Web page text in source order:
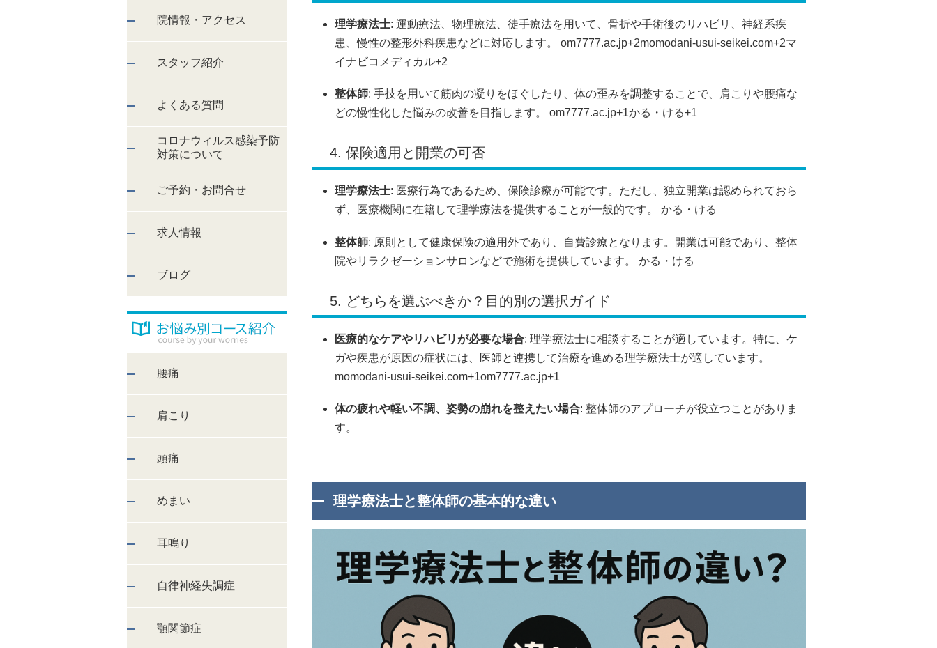
院情報・アクセス
スタッフ紹介
よくある質問
コロナウィルス感染予防
対策について
ご予約・お問合せ
求人情報
ブログ
腰痛
肩こり
頭痛
めまい
耳鳴り
自律神経失調症
顎関節症
理学療法士: 運動療法、物理療法、徒手療法を用いて、骨折や手術後のリハビリ、神経系疾
患、慢性の整形外科疾患などに対応します。
om7777.ac.jp+2momodani-usui-seikei.com+2マ
イナビコメディカル+2
整体師: 手技を用いて筋肉の凝りをほぐしたり、体の歪みを調整することで、肩こりや腰痛な
どの慢性化した悩みの改善を目指します。
om7777.ac.jp+1かる・ける+1
4. 保険適用と開業の可否
理学療法士: 医療行為であるため、保険診療が可能です。ただし、独立開業は認められておら
ず、医療機関に在籍して理学療法を提供することが一般的です。
かる・ける
整体師: 原則として健康保険の適用外であり、自費診療となります。開業は可能であり、整体
院やリラクゼーションサロンなどで施術を提供しています。
かる・ける
5. どちらを選ぶべきか？目的別の選択ガイド
医療的なケアやリハビリが必要な場合: 理学療法士に相談することが適しています。特に、ケ
ガや疾患が原因の症状には、医師と連携して治療を進める理学療法士が適しています。
momodani-usui-seikei.com+1om7777.ac.jp+1
体の疲れや軽い不調、姿勢の崩れを整えたい場合: 整体師のアプローチが役立つことがありま
す。
理学療法士と整体師の基本的な違い